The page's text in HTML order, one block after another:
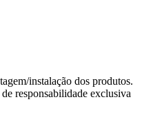
instalação dos produtos.
responsabilidade exclusiva